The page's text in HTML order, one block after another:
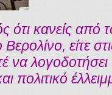
ότι κανείς από
είτε
λογοδοτήσει
πολιτικό